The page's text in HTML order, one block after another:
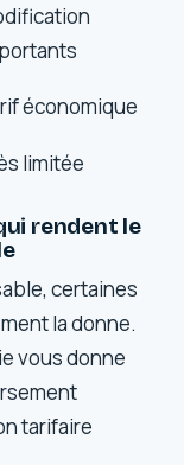
économique
limitée
rendent le
certaines
la donne.
vous donne
tarifaire